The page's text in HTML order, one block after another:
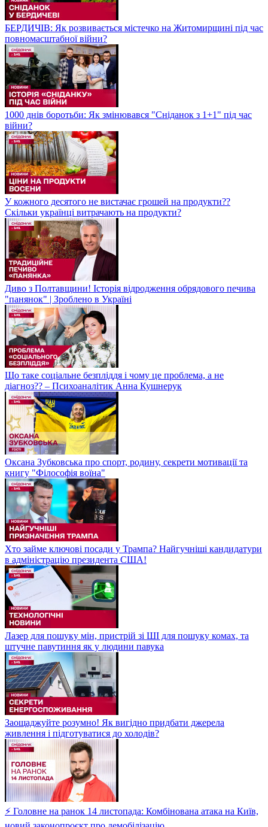
БЕРДИЧІВ: Як розвивається містечко на Житомирщині під час
повномасштабної війни?
1000 днів боротьби: Як змінювався "Сніданок з 1+1" під час
війни?
У кожного десятого не вистачає грошей на продукти??
Скільки українці витрачають на продукти?
Диво з Полтавщини! Історія відродження обрядового печива
"панянок" | Зроблено в Україні
Що таке соціальне безпліддя і чому це проблема, а не
діагноз?? – Психоаналітик Анна Кушнерук
Оксана Зубковська про спорт, родину, секрети мотивації та
книгу "Філософія воїна"
Хто займе ключові посади у Трампа? Найгучніші кандидатури
в адміністрацію президента США!
Лазер для пошуку мін, пристрій зі ШІ для пошуку комах, та
штучне павутиння як у людини павука
Заощаджуйте розумно! Як вигідно придбати джерела
живлення і підготуватися до холодів?
⚡ Головне на ранок 14 листопада: Комбінована атака на Київ,